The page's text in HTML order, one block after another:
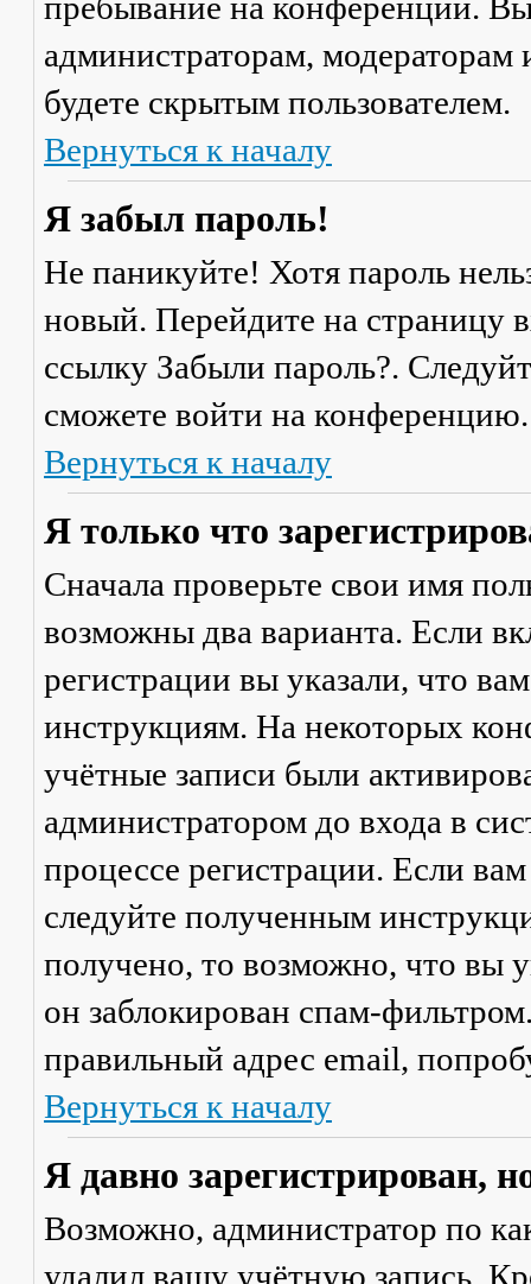
администраторам,
будете скрытым пользователем.
Вернуться к началу
Я забыл пароль!
Не паникуйте! Хотя пароль
новый. Перейдите на страницу
ссылку Забыли пароль?.
сможете войти на конференцию.
Вернуться к началу
Я только что
Сначала проверьте свои имя
возможны два варианта. Если
регистрации вы указали, что
инструкциям. На некоторых
учётные записи были
администратором до входа в
процессе регистрации. Если
следуйте полученным
получено, то возможно, что вы
он заблокирован спам-
правильный адрес email,
Вернуться к началу
Я давно зарегистрирован,
Возможно, администратор по
удалил вашу учётную запись.